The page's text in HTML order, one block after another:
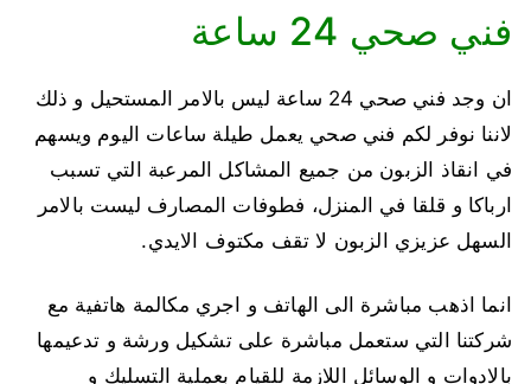
فني صحي 24 ساعة
ان وجد فني صحي 24 ساعة ليس بالامر المستحيل و ذلك
لاننا نوفر لكم فني صحي يعمل طيلة ساعات اليوم ويسهم
في انقاذ الزبون من جميع المشاكل المرعبة التي تسبب
ارباكا و قلقا في المنزل، فطوفات المصارف ليست بالامر
السهل عزيزي الزبون لا تقف مكتوف الايدي.
انما اذهب مباشرة الى الهاتف و اجري مكالمة هاتفية مع
شركتنا التي ستعمل مباشرة على تشكيل ورشة و تدعيمها
بالادوات و الوسائل اللازمة للقيام بعملية التسليك و